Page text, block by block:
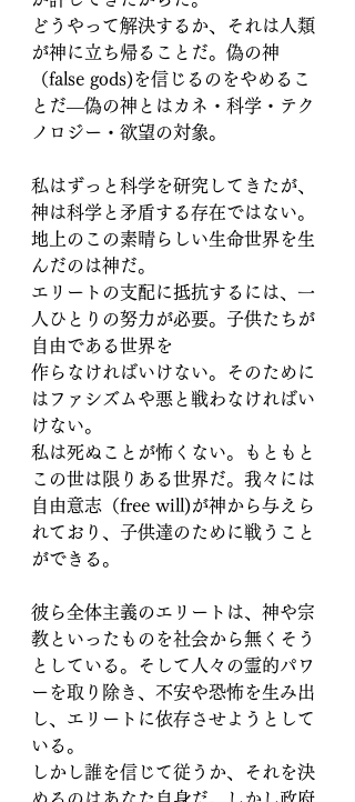
どうやって解決するか、それは人類
が神に立ち帰ることだ。偽の神
（false gods)を信じるのをやめるこ
とだ―偽の神とはカネ・科学・テク
ノロジー・欲望の対象。
私はずっと科学を研究してきたが、
神は科学と矛盾する存在ではない。
地上のこの素晴らしい生命世界を生
んだのは神だ。
エリートの支配に抵抗するには、一
人ひとりの努力が必要。子供たちが
自由である世界を
作らなければいけない。そのために
はファシズムや悪と戦わなければい
けない。
私は死ぬことが怖くない。もともと
この世は限りある世界だ。我々には
自由意志（free will)が神から与えら
れており、子供達のために戦うこと
ができる。
彼ら全体主義のエリートは、神や宗
教といったものを社会から無くそう
としている。そして人々の霊的パワ
ーを取り除き、不安や恐怖を生み出
し、エリートに依存させようとして
いる。
しかし誰を信じて従うか、それを決
めるのはあなた自身だ。しかし政府